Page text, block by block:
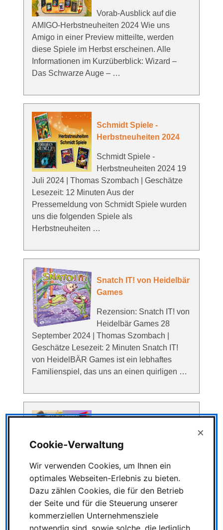
Vorab-Ausblick auf die
AMIGO-Herbstneuheiten 2024 Wie uns
Amigo in einer Preview mitteilte, werden
diese Spiele im Herbst erscheinen. Alle
Informationen im Kurzüberblick: Wizard –
Das Schwarze Auge – …
Schmidt Spiele -
Herbstneuheiten 2024
Schmidt Spiele -
Herbstneuheiten 2024 19
Juli 2024 | Thomas Szombach | Geschätze
Lesezeit: 12 Minuten Aus der
Pressemeldung von Schmidt Spiele wurden
uns die folgenden Spiele als
Herbstneuheiten …
Snatch IT! von Heidelbär
Games
Rezension: Snatch IT! von
Heidelbär Games 28
September 2024 | Thomas Szombach |
Geschätze Lesezeit: 2 Minuten Snatch IT!
von HeidelBÄR Games ist ein lebhaftes
Familienspiel, das uns an einen quirligen …
Essen 2024 Your browser
does not support the audio element 08
Oktober 2024 | Nicole Nowitzki | Geschätze
Lesezeit: 3 Minuten SPIEL Essen 2024 endet
mit Besucherrekord und …
Cookie-Verwaltung
×
Wir verwenden Cookies, um Ihnen ein
optimales Webseiten-Erlebnis zu bieten.
Dazu zählen Cookies, die für den Betrieb
der Seite und für die Steuerung unserer
kommerziellen Unternehmensziele
notwendig sind, sowie solche, die lediglich